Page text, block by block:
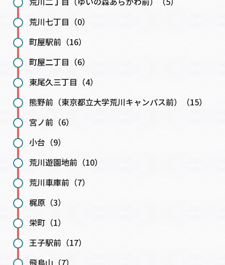
荒川七丁目（0）
町屋駅前（16）
町屋二丁目（6）
東尾久三丁目（4）
熊野前（東京都立大学荒川キャンパス前）（15）
宮ノ前（6）
小台（9）
荒川遊園地前（10）
荒川車庫前（7）
梶原（3）
栄町（1）
王子駅前（17）